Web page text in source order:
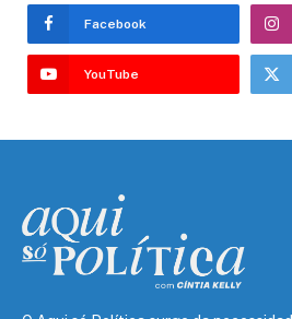
Facebook
YouTube